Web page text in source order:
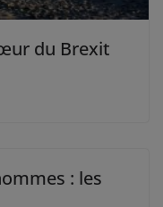
du Brexit
: les